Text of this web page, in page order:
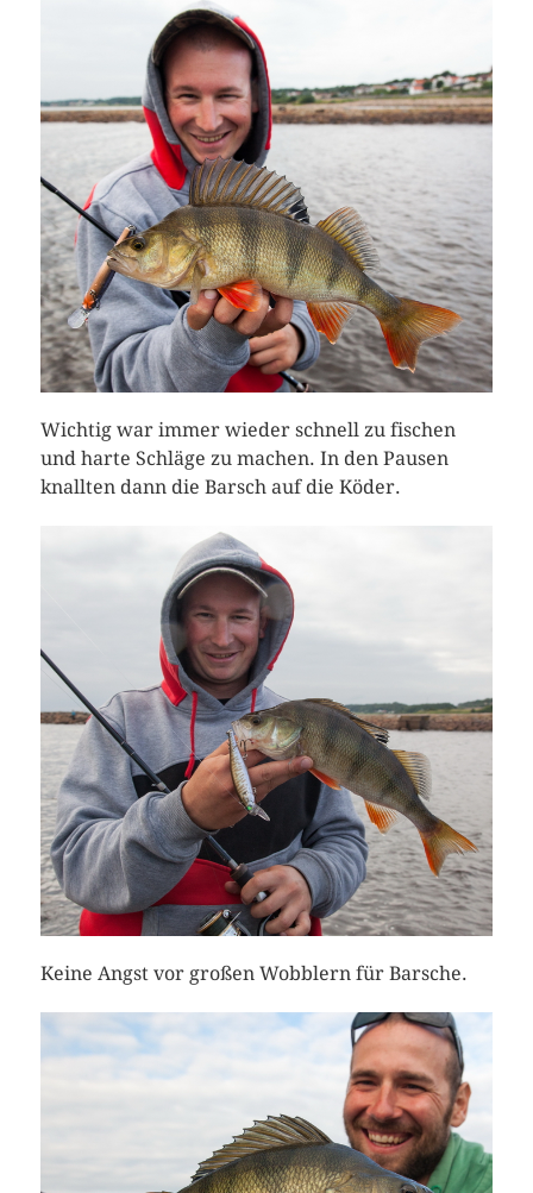
Wichtig war immer wieder schnell zu fischen
und harte Schläge zu machen. In den Pausen
knallten dann die Barsch auf die Köder.
Keine Angst vor großen Wobblern für Barsche.